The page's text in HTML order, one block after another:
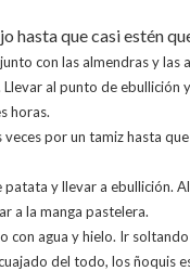
hasta que casi estén
con las almendras y las
Llevar al punto de ebullición
horas.
por un tamiz hasta
patata y llevar a ebullición.
a la manga pastelera.
con agua y hielo. Ir
del todo, los ñoquis